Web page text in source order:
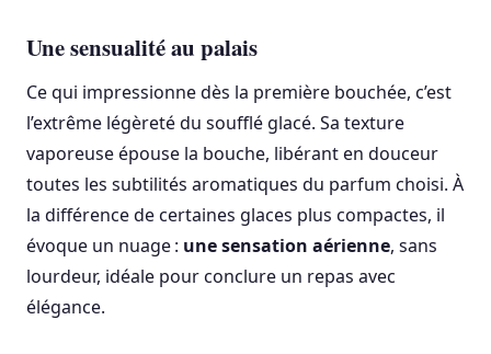
Une sensualité au palais
Ce qui impressionne dès la première bouchée, c’est
l’extrême légèreté du soufflé glacé. Sa texture
vaporeuse épouse la bouche, libérant en douceur
toutes les subtilités aromatiques du parfum choisi. À
la différence de certaines glaces plus compactes, il
évoque un nuage : une sensation aérienne, sans
lourdeur, idéale pour conclure un repas avec
élégance.